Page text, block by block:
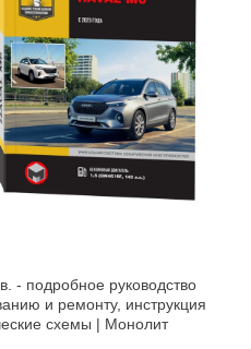
- подробное руководство
и ремонту, инструкция
схемы | Монолит